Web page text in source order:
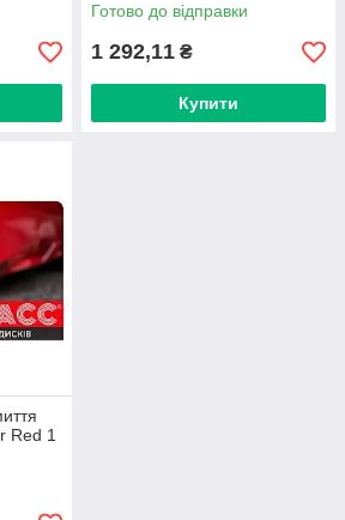
Готово до відправки
1 292,11 ₴
Купити
Red 1